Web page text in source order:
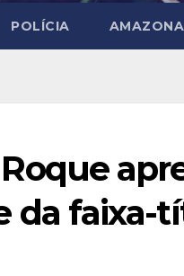
POLÍCIA
da faixa-